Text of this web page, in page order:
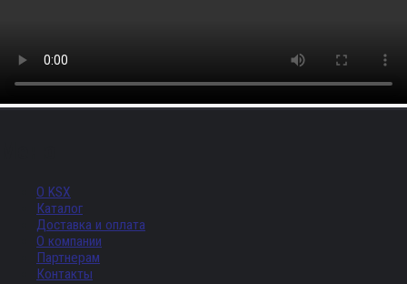
О KSX
Каталог
Доставка и оплата
О компании
Партнерам
Контакты